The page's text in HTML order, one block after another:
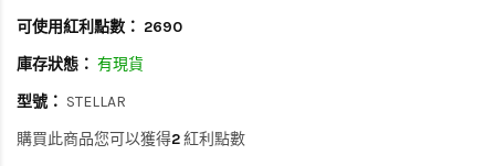
可使用紅利點數： 2690
庫存狀態： 有現貨
型號： STELLAR
購買此商品您可以獲得2紅利點數